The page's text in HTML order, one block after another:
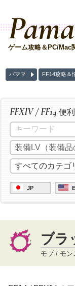
ゲーム攻略＆PC/Mac
パママ FF14攻略＆
FFXIV / FF14 便
JP
ブラ
モブ / モン